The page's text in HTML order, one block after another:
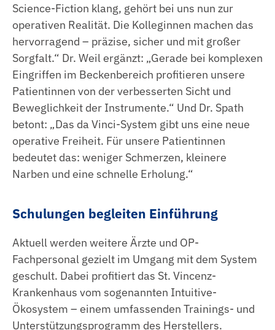
Science-Fiction klang, gehört bei uns nun zur
operativen Realität. Die Kolleginnen machen das
hervorragend – präzise, sicher und mit großer
Sorgfalt.“ Dr. Weil ergänzt: „Gerade bei komplexen
Eingriffen im Beckenbereich profitieren unsere
Patientinnen von der verbesserten Sicht und
Beweglichkeit der Instrumente.“ Und Dr. Spath
betont: „Das da Vinci-System gibt uns eine neue
operative Freiheit. Für unsere Patientinnen
bedeutet das: weniger Schmerzen, kleinere
Narben und eine schnelle Erholung.“
Schulungen begleiten Einführung
Aktuell werden weitere Ärzte und OP-
Fachpersonal gezielt im Umgang mit dem System
geschult. Dabei profitiert das St. Vincenz-
Krankenhaus vom sogenannten Intuitive-
Ökosystem – einem umfassenden Trainings- und
Unterstützungsprogramm des Herstellers.